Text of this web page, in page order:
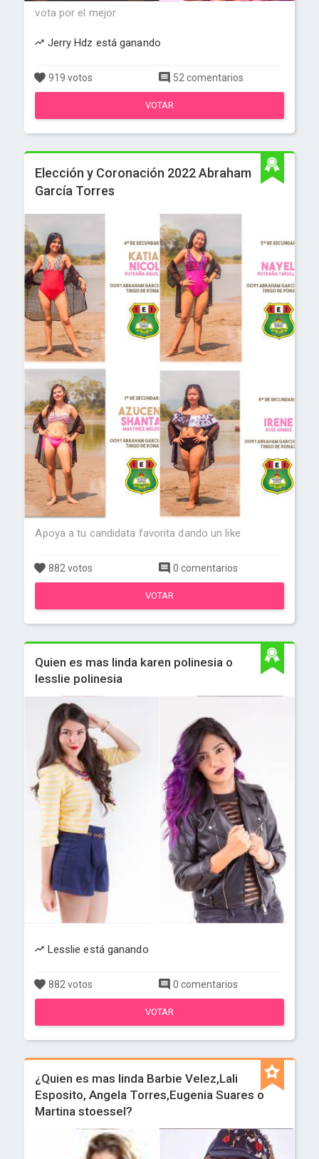
vota por el mejor
Jerry Hdz está ganando
919 votos 52 comentarios
VOTAR
Elección y Coronación 2022 Abraham
García Torres
Apoya a tu candidata favorita dando un like
882 votos 0 comentarios
VOTAR
Quien es mas linda karen polinesia o
lesslie polinesia
Lesslie está ganando
882 votos 0 comentarios
VOTAR
¿Quien es mas linda Barbie Velez,Lali
Esposito, Angela Torres,Eugenia Suares o
Martina stoessel?